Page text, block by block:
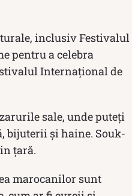
inclusiv Festivalul
pentru a celebra
Internațional de
sale, unde puteți
bijuterii și haine. Souk-
țară.
marocanilor sunt